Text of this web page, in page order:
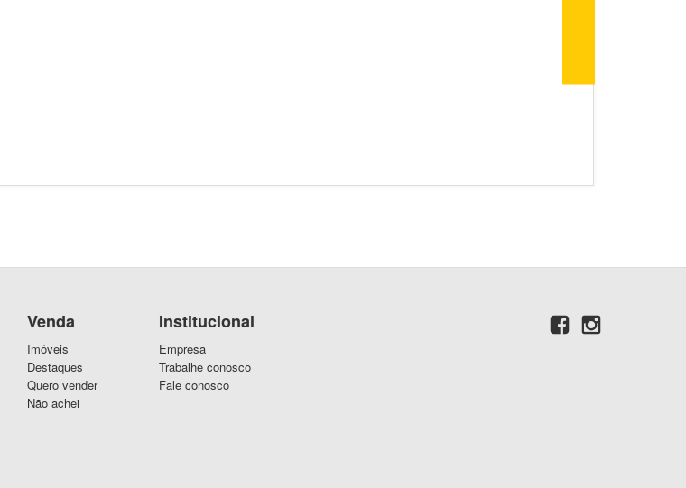
Venda
Imóveis
Destaques
Quero vender
Não achei
Institucional
Empresa
Trabalhe conosco
Fale conosco